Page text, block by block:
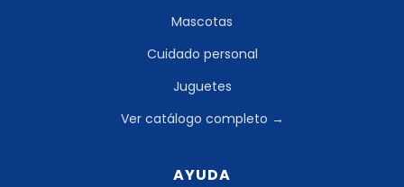
Mascotas
Cuidado personal
Juguetes
Ver catálogo completo →
AYUDA